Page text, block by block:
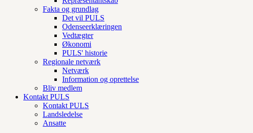
Fakta og grundlag
Det vil PULS
Odenseerklæringen
Vedtægter
Økonomi
PULS' historie
Regionale netværk
Netværk
Information og oprettelse
Bliv medlem
Kontakt PULS
Kontakt PULS
Landsledelse
Ansatte